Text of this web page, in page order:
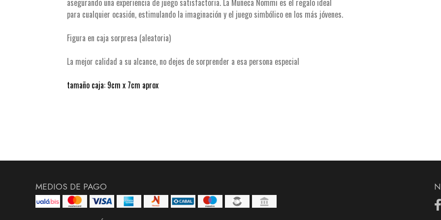
para cualquier ocasión, estimulando la imaginación y el juego simbólico en los más jóvenes.
Figura en caja sorpresa (aleatoria)
La mejor calidad a su alcance, no dejes de sorprender a esa persona especial
tamaño caja: 9cm x 7cm aprox
MEDIOS DE PAGO